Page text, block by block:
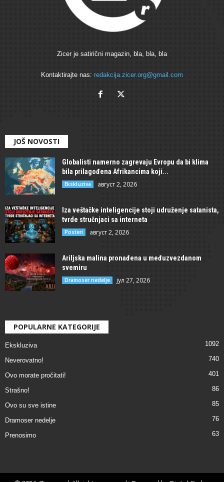
Zicer je satirični magazin, bla, bla, bla
Kontaktirajte nas: redakcija.zicer.org@gmail.com
JOŠ NOVOSTI
Globalisti namerno zagrevaju Evropu da bi klima
bila prilagođena Afrikancima koji...
Ekskluziva август 2, 2026
Iza veštačke inteligencije stoji udruženje satanista,
tvrde stručnjaci sa interneta
Posteri август 2, 2026
Ariljska malina pronađena u međuzvezdanom
svemiru
Dramoser nedelje јул 27, 2026
POPULARNE KATEGORIJE
Ekskluziva 1092
Neverovatno! 740
Ovo morate pročitati! 401
Strašno! 86
Ovo su sve istine 85
Dramoser nedelje 76
Prenosimo 63